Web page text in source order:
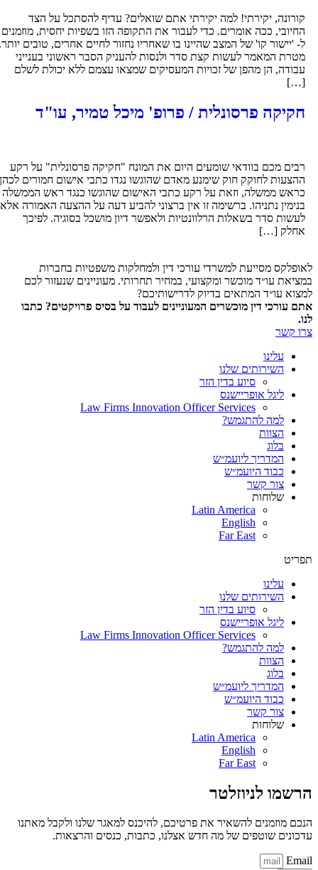
קורונה, יקירתי! למה יקירתי אתם שואלים? עדיף להסתכל על הצד
החיובי, ככה אומרים. כדי לעבור את התקופה הזו בשפיות יחסית, מוזמנים
ל- 'יישור קו' של המצב שהיינו בו שאחריו נחזור לחיים אחרים, טובים יותר.
מטרת המאמר לעשות קצת סדר ולנסות להעניק הסבר ראשוני בענייני
עבודה, הן מהפן של זכויות המעסיקים שמצאו עצמם ללא יכולת לשלם
[…]
חקיקה פרסונלית / פרופ' מיכל טמיר, עו"ד
רבים מכם בוודאי שומעים היום את המונח "חקיקה פרסונלית" על רקע
ההצעות לחוקק חוק שימנע מאדם שהוגשו נגדו כתבי אישום חמורים לכהן
כראש ממשלה, וזאת על רקע כתבי האישום שהוגשו כנגד ראש הממשלה
בנימין נתניהו. ברשימה זו אין ברצוני להביע דעה על ההצעה האמורה אלא
לעשות סדר בשאלות הרלוונטיות ולאפשר דיון מושכל בסוגיה. לפיכך
אחלק […]
מסייעת למשרדי עורכי דין ולמחלקות משפטיות בחברות
עו״ד מוכשר ומקצועי, במחיר תחרותי. מעוניינים שנעזור לכם
עו״ד המתאים בדיוק לדרישותיכם?
עורכי דין מוכשרים המעוניינים לעבוד על בסיס פרויקטים? כתבו
קשר
עלינו
השירותים שלנו
סיוע בדין הזר
ליגל אופריישנס
Law Firms Innovation Officer Services
למה להתגמש?
הצוות
בלוג
המדריך ליועמ״ש
כבוד היועמ״ש
צור קשר
שלוחות
Latin America
English
Far East
עלינו
השירותים שלנו
סיוע בדין הזר
ליגל אופריישנס
Law Firms Innovation Officer Services
למה להתגמש?
הצוות
בלוג
המדריך ליועמ״ש
כבוד היועמ״ש
צור קשר
שלוחות
Latin America
English
Far East
לניוזלטר
מוזמנים להשאיר את פרטיכם, להיכנס למאגר שלנו ולקבל מאתנו
שוטפים של מה חדש אצלנו, כתבות, כנסים והרצאות.